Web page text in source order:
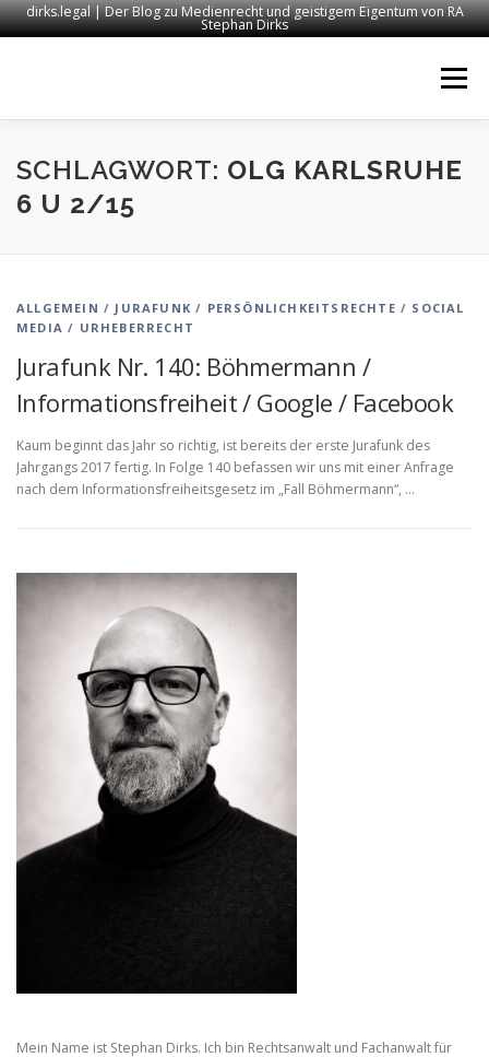
dirks.legal | Der Blog zu Medienrecht und geistigem Eigentum von RA
Stephan Dirks
Menü
START KONTAKT RECHTSANWALT DIRKS
SCHLAGWORT: OLG KARLSRUHE
6 U 2/15
ALLGEMEIN / JURAFUNK / PERSÖNLICHKEITSRECHTE / SOCIAL
MEDIA / URHEBERRECHT
Jurafunk Nr. 140: Böhmermann /
Informationsfreiheit / Google / Facebook
Kaum beginnt das Jahr so richtig, ist bereits der erste Jurafunk des
Jahrgangs 2017 fertig. In Folge 140 befassen wir uns mit einer Anfrage
nach dem Informationsfreiheitsgesetz im „Fall Böhmermann“, …
Mein Name ist Stephan Dirks. Ich bin Rechtsanwalt und Fachanwalt für